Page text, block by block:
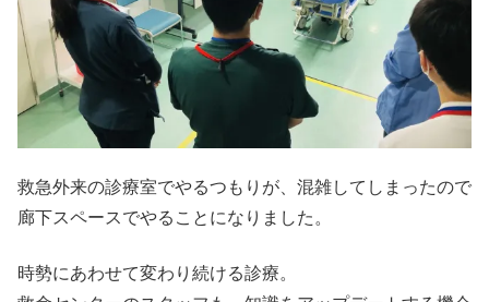
救急外来の診療室でやるつもりが、混雑してしまったので
廊下スペースでやることになりました。
時勢にあわせて変わり続ける診療。